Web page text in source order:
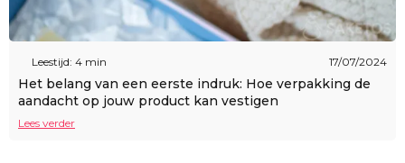
Leestijd: 4 min 17/07/2024
Het belang van een eerste indruk: Hoe verpakking de
aandacht op jouw product kan vestigen
Lees verder